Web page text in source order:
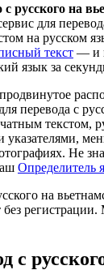
с русского на
для
на русском
текст — и
язык за
перевода с
текстом,
указателями,
Не
Определитель
на
без
с